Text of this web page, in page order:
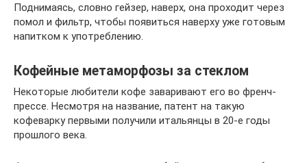
Поднимаясь, словно гейзер, наверх, она проходит через
помол и фильтр, чтобы появиться наверху уже готовым
напитком к употреблению.
Кофейные метаморфозы за стеклом
Некоторые любители кофе заваривают его во френч-
прессе. Несмотря на название, патент на такую
кофеварку первыми получили итальянцы в 20-е годы
прошлого века.